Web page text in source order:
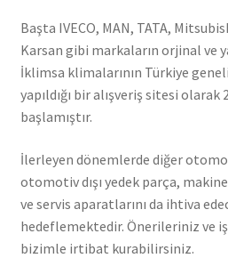
Başta IVECO, MAN, TATA,
Karsan gibi markaların orjinal ve
İklimsa klimalarının Türkiye
yapıldığı bir alışveriş sitesi olarak
başlamıştır.
İlerleyen dönemlerde diğer
otomotiv dışı yedek parça,
ve servis aparatlarını da ihtiva
hedeflemektedir. Önerileriniz ve
bizimle irtibat kurabilirsiniz.